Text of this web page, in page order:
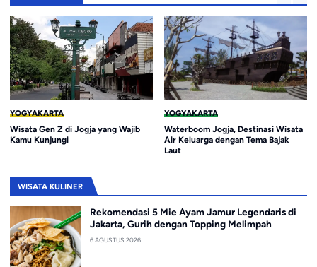
YOGYAKARTA
Wisata Gen Z di Jogja yang Wajib
Kamu Kunjungi
YOGYAKARTA
Waterboom Jogja, Destinasi Wisata
Air Keluarga dengan Tema Bajak
Laut
WISATA KULINER
Rekomendasi 5 Mie Ayam Jamur Legendaris di
Jakarta, Gurih dengan Topping Melimpah
6 AGUSTUS 2026